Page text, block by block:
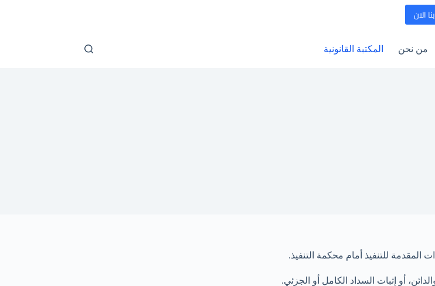
الان
من نحن المكتبة القانونية
للتنفيذ أمام محكمة التنفيذ.
أو إثبات السداد الكامل أو الجزئي.